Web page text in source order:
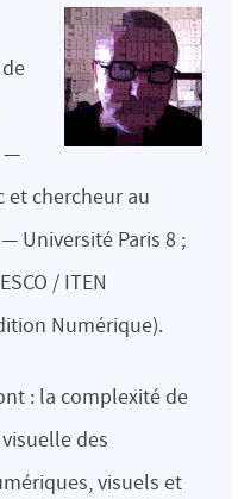
—
et chercheur au
Université Paris 8 ;
/ ITEN
Numérique).
: la complexité de
des
visuels et